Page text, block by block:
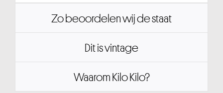
Zo beoordelen wij de staat
Dit is vintage
Waarom Kilo Kilo?